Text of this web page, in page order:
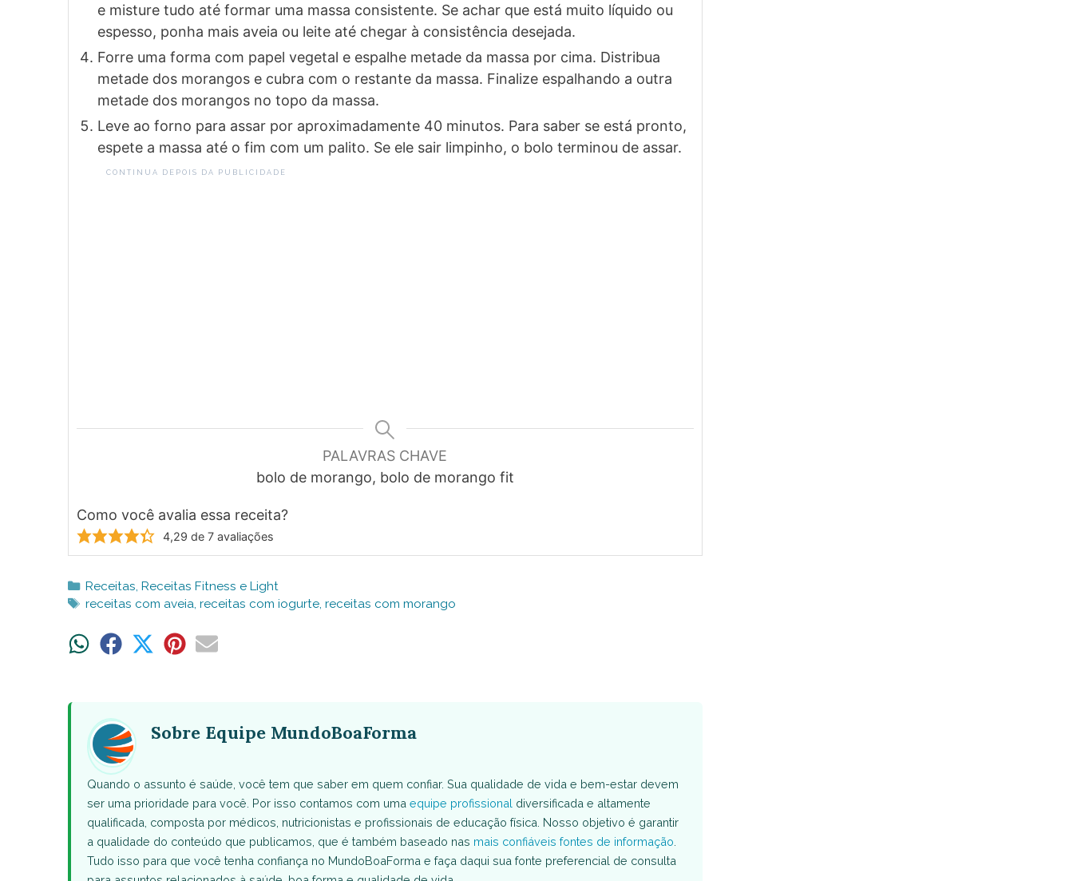
e misture tudo até formar uma massa consistente. Se achar que está muito líquido ou
espesso, ponha mais aveia ou leite até chegar à consistência desejada.
Forre uma forma com papel vegetal e espalhe metade da massa por cima. Distribua
metade dos morangos e cubra com o restante da massa. Finalize espalhando a outra
metade dos morangos no topo da massa.
Leve ao forno para assar por aproximadamente 40 minutos. Para saber se está pronto,
espete a massa até o fim com um palito. Se ele sair limpinho, o bolo terminou de assar.
CONTINUA DEPOIS DA PUBLICIDADE
PALAVRAS CHAVE
bolo de morango, bolo de morango fit
Como você avalia essa receita?
4,29 de7 avaliações
Categorias
Receitas, Receitas Fitness e Light
Tags
receitas com aveia, receitas com iogurte, receitas com morango
ShareShare ShareShareShare
Sobre Equipe MundoBoaForma
Quando o assunto é saúde, você tem que saber em quem confiar. Sua qualidade de vida e bem-estar devem
ser uma prioridade para você. Por isso contamos com uma equipe profissional diversificada e altamente
qualificada, composta por médicos, nutricionistas e profissionais de educação física. Nosso objetivo é garantir
a qualidade do conteúdo que publicamos, que é também baseado nas mais confiáveis fontes de informação
Tudo isso para que você tenha confiança no MundoBoaForma e faça daqui sua fonte preferencial de consulta